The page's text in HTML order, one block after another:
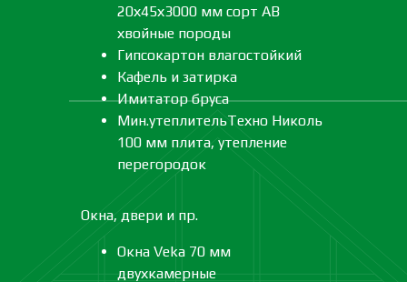
20х45х3000 мм сорт АВ
хвойные породы
Гипсокартон влагостойкий
Кафель и затирка
Имитатор бруса
Мин.утеплительТехно Николь
100 мм плита, утепление
перегородок
Окна, двери и пр.
Окна Veka 70 мм
двухкамерные